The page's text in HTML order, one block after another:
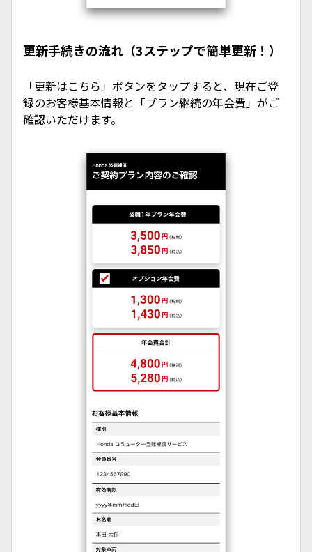
更新手続きの流れ（3ステップで簡単更新！）
「更新はこちら」ボタンをタップすると、現在ご登
録のお客様基本情報と「プラン継続の年会費」がご
確認いただけます。